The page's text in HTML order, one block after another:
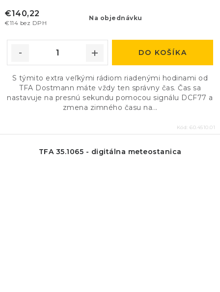
Na objednávku
€114 bez DPH
€140,22
DO KOŠÍKA
S týmito extra veľkými rádiom riadenými hodinami od
TFA Dostmann máte vždy ten správny čas. Čas sa
nastavuje na presnú sekundu pomocou signálu DCF77 a
zmena zimného času na...
Kód: 60.4510.01
TFA 35.1065 - digitálna meteostanica